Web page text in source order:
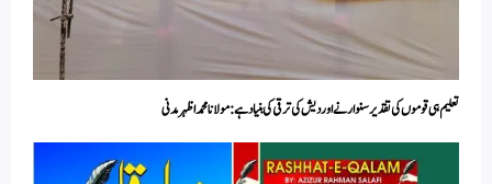
تعلیم ہی قوموں کی تقدیر سنوارنے اور دیش کی ترقی کی بنیاد ہے: مولانا محمد اظہر مدنی